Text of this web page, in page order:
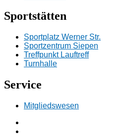
Sportstätten
Sportplatz Werner Str.
Sportzentrum Siepen
Treffpunkt Lauftreff
Turnhalle
Service
Mitgliedswesen